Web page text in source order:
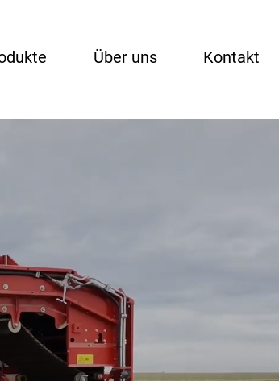
Über uns Kontakt